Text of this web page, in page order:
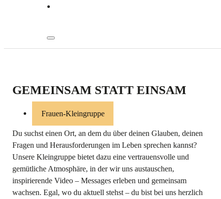
GEMEINSAM STATT EINSAM
Frauen-Kleingruppe
Du suchst einen Ort, an dem du über deinen Glauben, deinen
Fragen und Herausforderungen im Leben sprechen kannst?
Unsere Kleingruppe bietet dazu eine vertrauensvolle und
gemütliche Atmosphäre, in der wir uns austauschen,
inspirierende Video – Messages erleben und gemeinsam
wachsen. Egal, wo du aktuell stehst – du bist bei uns herzlich